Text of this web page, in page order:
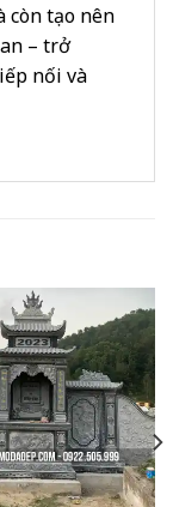
còn tạo nên
– trở
nối và